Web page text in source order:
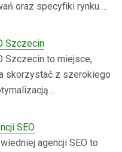
oraz specyfiki rynku.…
Szczecin
Szczecin to miejsce,
skorzystać z szerokiego
SEO
agencji SEO to